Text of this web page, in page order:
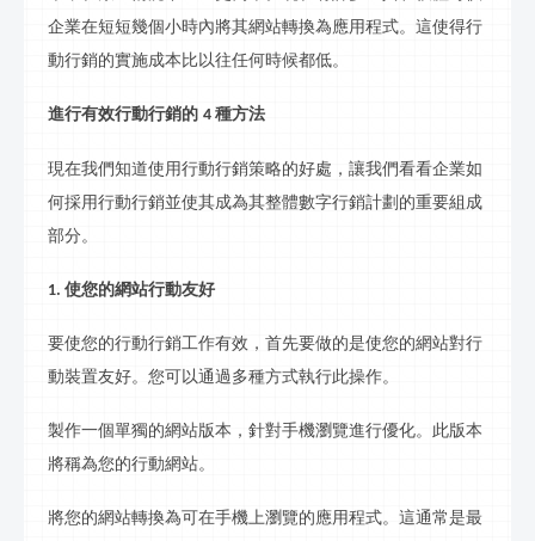
企業在短短幾個小時內將其網站轉換為應用程式。這使得行
動行銷的實施成本比以往任何時候都低。
進行有效行動行銷的 4 種方法
現在我們知道使用行動行銷策略的好處，讓我們看看企業如
何採用行動行銷並使其成為其整體數字行銷計劃的重要組成
部分。
1. 使您的網站行動友好
要使您的行動行銷工作有效，首先要做的是使您的網站對行
動裝置友好。您可以通過多種方式執行此操作。
製作一個單獨的網站版本，針對手機瀏覽進行優化。此版本
將稱為您的行動網站。
將您的網站轉換為可在手機上瀏覽的應用程式。這通常是最